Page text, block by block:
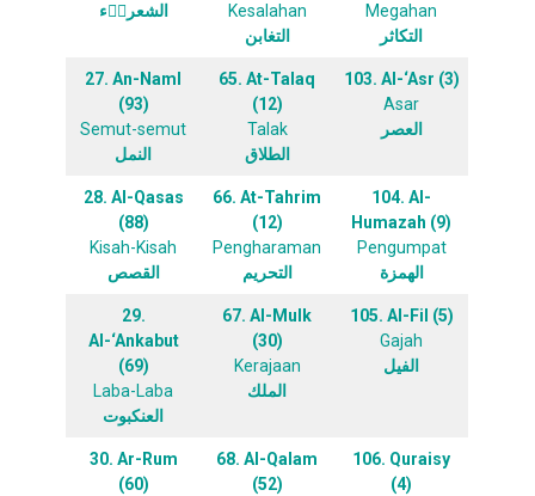
الشعراۤء
Kesalahan
التغابن
Megahan
التكاثر
27. An-Naml
(93)
Semut-semut
النمل
65. At-Talaq
(12)
Talak
الطلاق
103. Al-‘Asr (3)
Asar
العصر
28. Al-Qasas
(88)
Kisah-Kisah
القصص
66. At-Tahrim
(12)
Pengharaman
التحريم
104. Al-
Humazah (9)
Pengumpat
الهمزة
29.
Al-‘Ankabut
(69)
Laba-Laba
العنكبوت
67. Al-Mulk
(30)
Kerajaan
الملك
105. Al-Fil (5)
Gajah
الفيل
30. Ar-Rum
(60)
68. Al-Qalam
(52)
106. Quraisy
(4)